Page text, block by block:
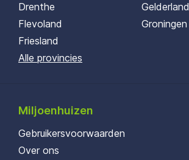
Drenthe
Flevoland
Friesland
Gelderland
Groningen
Alle provincies
Miljoenhuizen
Gebruikersvoorwaarden
Over ons